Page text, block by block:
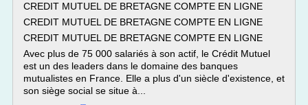
CREDIT MUTUEL DE BRETAGNE COMPTE EN LIGNE
CREDIT MUTUEL DE BRETAGNE COMPTE EN LIGNE
CREDIT MUTUEL DE BRETAGNE COMPTE EN LIGNE
Avec plus de 75 000 salariés à son actif, le Crédit Mutuel
est un des leaders dans le domaine des banques
mutualistes en France. Elle a plus d'un siècle d'existence, et
son siège social se situe à...